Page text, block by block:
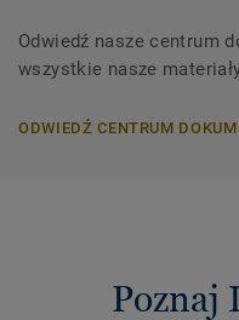
Odwiedź nasze centrum
wszystkie nasze
ODWIEDŹ CENTRUM
Poznaj